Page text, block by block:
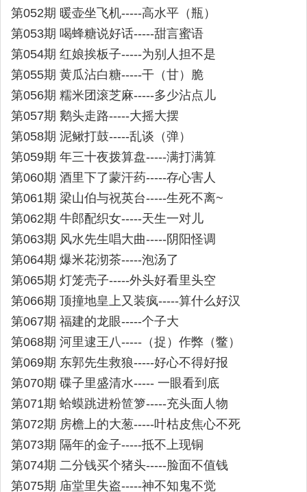
第052期 暖壶坐飞机-----高水平（瓶）
第053期 喝蜂糖说好话-----甜言蜜语
第054期 红娘挨板子-----为别人担不是
第055期 黄瓜沾白糖-----干（甘）脆
第056期 糯米团滚芝麻-----多少沾点儿
第057期 鹅头走路-----大摇大摆
第058期 泥鳅打鼓-----乱谈（弹）
第059期 年三十夜拨算盘-----满打满算
第060期 酒里下了蒙汗药-----存心害人
第061期 梁山伯与祝英台-----生死不离~
第062期 牛郎配织女-----天生一对儿
第063期 风水先生唱大曲-----阴阳怪调
第064期 爆米花沏茶-----泡汤了
第065期 灯笼壳子-----外头好看里头空
第066期 顶撞地皇上又装疯-----算什么好汉
第067期 福建的龙眼-----个子大
第068期 河里逮王八-----（捉）作弊（鳖）
第069期 东郭先生救狼-----好心不得好报
第070期 碟子里盛清水----- 一眼看到底
第071期 蛤蟆跳进粉笸箩-----充头面人物
第072期 房檐上的大葱-----叶枯皮焦心不死
第073期 隔年的金子-----抵不上现铜
第074期 二分钱买个猪头-----脸面不值钱
第075期 庙堂里失盗-----神不知鬼不觉